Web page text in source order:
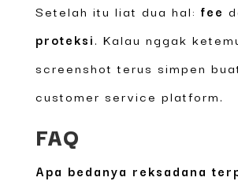
Setelah itu liat dua hal: fee
proteksi. Kalau nggak
screenshot terus simpen
customer service platform.
FAQ
Apa bedanya reksadana